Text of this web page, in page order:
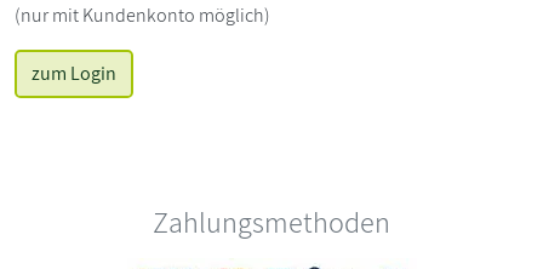
(nur mit Kundenkonto möglich)
zum Login
Zahlungsmethoden